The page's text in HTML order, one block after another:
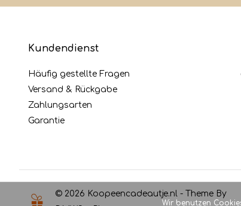
Kundendienst
Häufig gestellte Fragen
Versand & Rückgabe
Zahlungsarten
Garantie
© 2026 Koopeencadeautje.nl - Theme By
Wir benutzen